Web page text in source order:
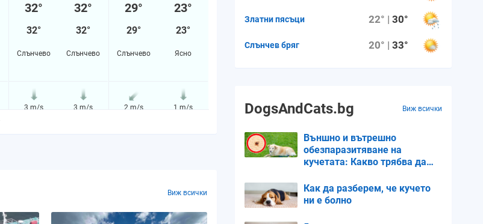
32°
32°
Слънчево
3 m/s
0%
32°
32°
Слънчево
3 m/s
0%
29°
29°
Слънчево
2 m/s
0%
23°
23°
Ясно
1 m/s
0%
Виж всички
Златни пясъци 22° |30°
Слънчев бряг 20° |33°
DogsAndCats.bg Виж всички
Външно и вътрешно
обезпаразитяване на
кучетата: Какво трябва да
Как да разберем, че кучето
ни е болно